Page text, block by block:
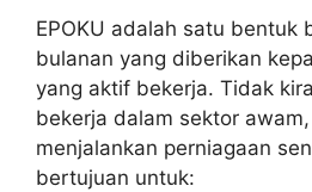
EPOKU adalah satu bentuk
bulanan yang diberikan
yang aktif bekerja. Tidak
bekerja dalam sektor
menjalankan perniagaan
bertujuan untuk: